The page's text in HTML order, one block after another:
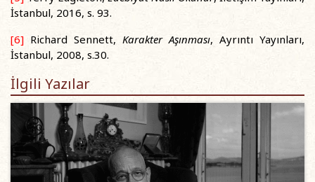
İstanbul, 2016, s. 93.
[6] Richard Sennett, Karakter Aşınması, Ayrıntı Yayınları,
İstanbul, 2008, s.30.
İlgili Yazılar